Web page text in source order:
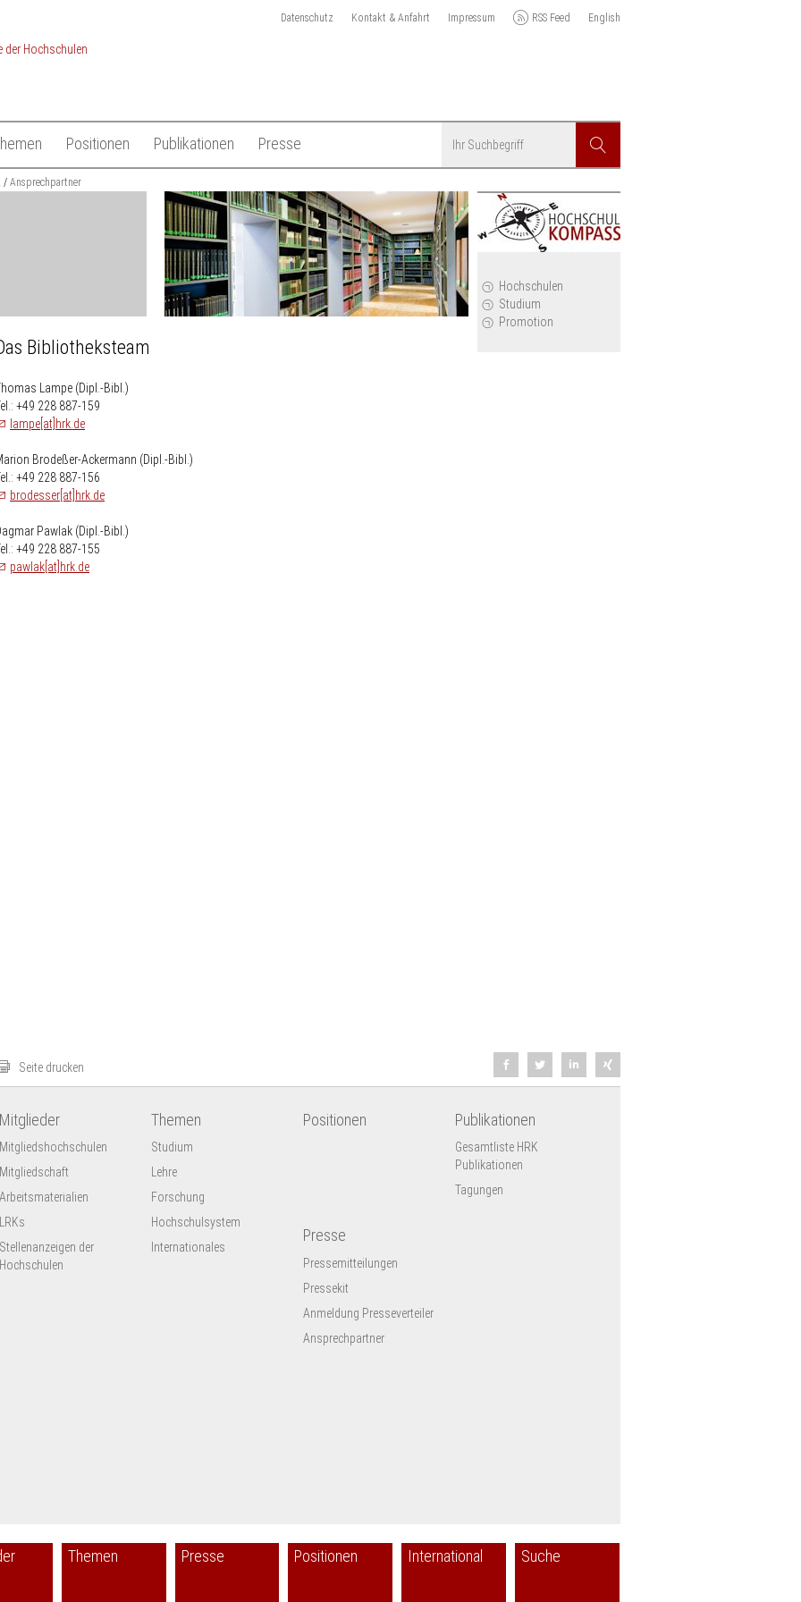
Datenschutz Kontakt & Anfahrt Impressum RSS Feed English
Suchen
Hochschulen
Studium
Positionen Publikationen
Tagungen
Presse
Pressekit
Anmeldung Presseverteiler
Ansprechpartner
Ansprechpartner
Bibliotheksteam
Lampe (Dipl.-Bibl.)
+49 228 887-159
lampe[at]hrk.de
Brodeßer-Ackermann (Dipl.-Bibl.)
+49 228 887-156
brodesser[at]hrk.de
Pawlak (Dipl.-Bibl.)
+49 228 887-155
pawlak[at]hrk.de
Hochschulen
Studium
Promotion
Seite drucken
Mitglieder
Mitgliedshochschulen
Mitgliedschaft
Arbeitsmaterialien
LRKs
Stellenanzeigen der
Hochschulen
Themen
Studium
Lehre
Forschung
Hochschulsystem
Internationales
Positionen Publikationen
Gesamtliste HRK
Publikationen
Tagungen
Presse
Pressemitteilungen
Pressekit
Anmeldung Presseverteiler
Ansprechpartner
Themen Presse Positionen International Suche